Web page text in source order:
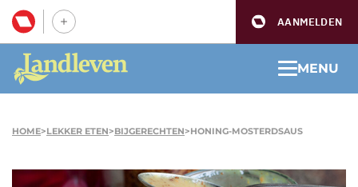
AANMELDEN
MENU
HOME>LEKKER ETEN>BIJGERECHTEN>HONING-MOSTERDSAUS